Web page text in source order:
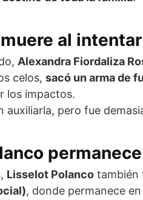
al
Alexandra Fiordaliza
celos, sacó un arma de
los impactos.
auxiliarla, pero fue
Lisselot Polanco también
, donde permanece